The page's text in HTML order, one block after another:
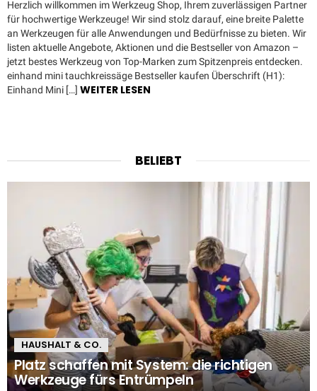
Herzlich willkommen im Werkzeug Shop, Ihrem zuverlässigen Partner
für hochwertige Werkzeuge! Wir sind stolz darauf, eine breite Palette
an Werkzeugen für alle Anwendungen und Bedürfnisse zu bieten. Wir
listen aktuelle Angebote, Aktionen und die Bestseller von Amazon –
jetzt bestes Werkzeug von Top-Marken zum Spitzenpreis entdecken.
einhand mini tauchkreissäge Bestseller kaufen Überschrift (H1):
Einhand Mini […] WEITER LESEN
BELIEBT
HAUSHALT & CO.
Platz schaffen mit System: die richtigen
Werkzeuge fürs Entrümpeln